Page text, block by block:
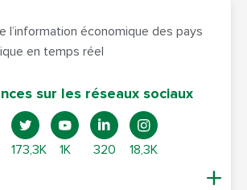
l’information économique des pays
en temps réel
sur les réseaux sociaux
173,3K 1K 320 18,3K